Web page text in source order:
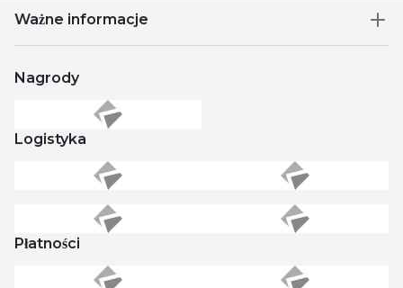
Ważne informacje
Nagrody
Logistyka
Płatności